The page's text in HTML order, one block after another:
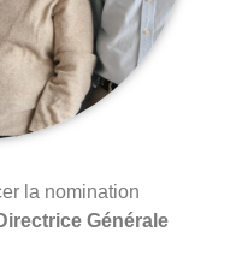
la nomination
Générale